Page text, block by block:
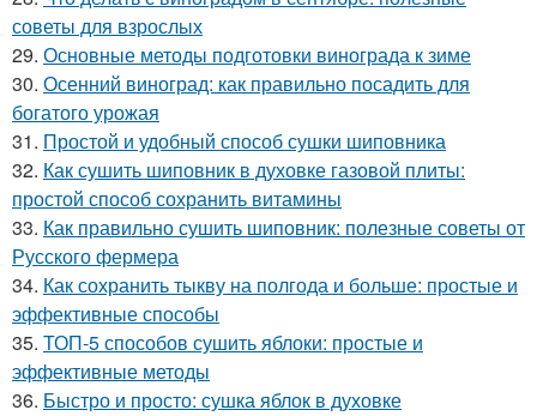
советы для взрослых
29. Основные методы подготовки винограда к зиме
30. Осенний виноград: как правильно посадить для
богатого урожая
31. Простой и удобный способ сушки шиповника
32. Как сушить шиповник в духовке газовой плиты:
простой способ сохранить витамины
33. Как правильно сушить шиповник: полезные советы от
Русского фермера
34. Как сохранить тыкву на полгода и больше: простые и
эффективные способы
35. ТОП-5 способов сушить яблоки: простые и
эффективные методы
36. Быстро и просто: сушка яблок в духовке